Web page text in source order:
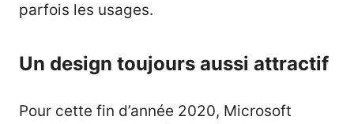
parfois les usages.
Un design toujours aussi attractif
Pour cette fin d’année 2020, Microsoft